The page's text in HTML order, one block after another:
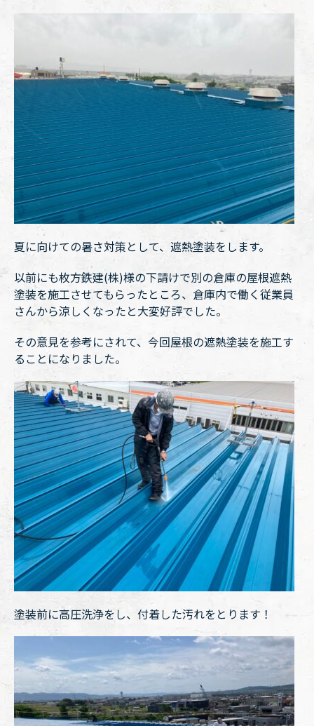
夏に向けての暑さ対策として、遮熱塗装をします。
以前にも枚方鉄建(株)様の下請けで別の倉庫の屋根遮熱
塗装を施工させてもらったところ、倉庫内で働く従業員
さんから涼しくなったと大変好評でした。
その意見を参考にされて、今回屋根の遮熱塗装を施工す
ることになりました。
塗装前に高圧洗浄をし、付着した汚れをとります！